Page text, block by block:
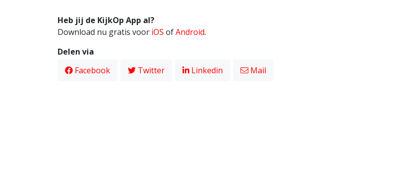
Heb jij de KijkOp App al?
Download nu gratis voor iOS ofAndroid.
Delen via
Facebook
Twitter Linkedin Mail